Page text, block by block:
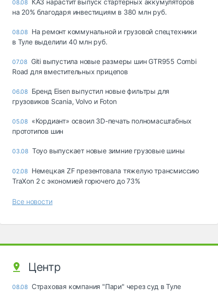
08.08 КАЗ нарастит выпуск стартерных аккумуляторов
на 20% благодаря инвестициям в 380 млн руб.
08.08 На ремонт коммунальной и грузовой спецтехники
в Туле выделили 40 млн руб.
07.08 Giti выпустила новые размеры шин GTR955 Combi
Road для вместительных прицепов
06.08 Бренд Eisen выпустил новые фильтры для
грузовиков Scania, Volvo и Foton
05.08 «Кордиант» освоил 3D-печать полномасштабных
прототипов шин
03.08 Toyo выпускает новые зимние грузовые шины
02.08 Немецкая ZF презентовала тяжелую трансмиссию
TraXon 2 с экономией горючего до 73%
Все новости
Центр
08.08 Страховая компания "Пари" через суд в Туле